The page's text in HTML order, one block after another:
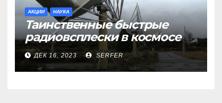
АКЦИИ НАУКА
Таинственные быстрые
радиовсплески в космосе
сделались все более
странными
ДЕК 16, 2023 SERFER